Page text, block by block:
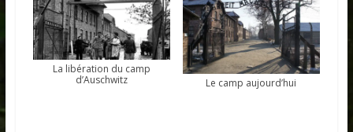
La libération du camp
d’Auschwitz
Le camp aujourd’hui